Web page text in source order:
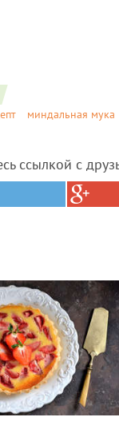
миндальная мука
ссылкой с